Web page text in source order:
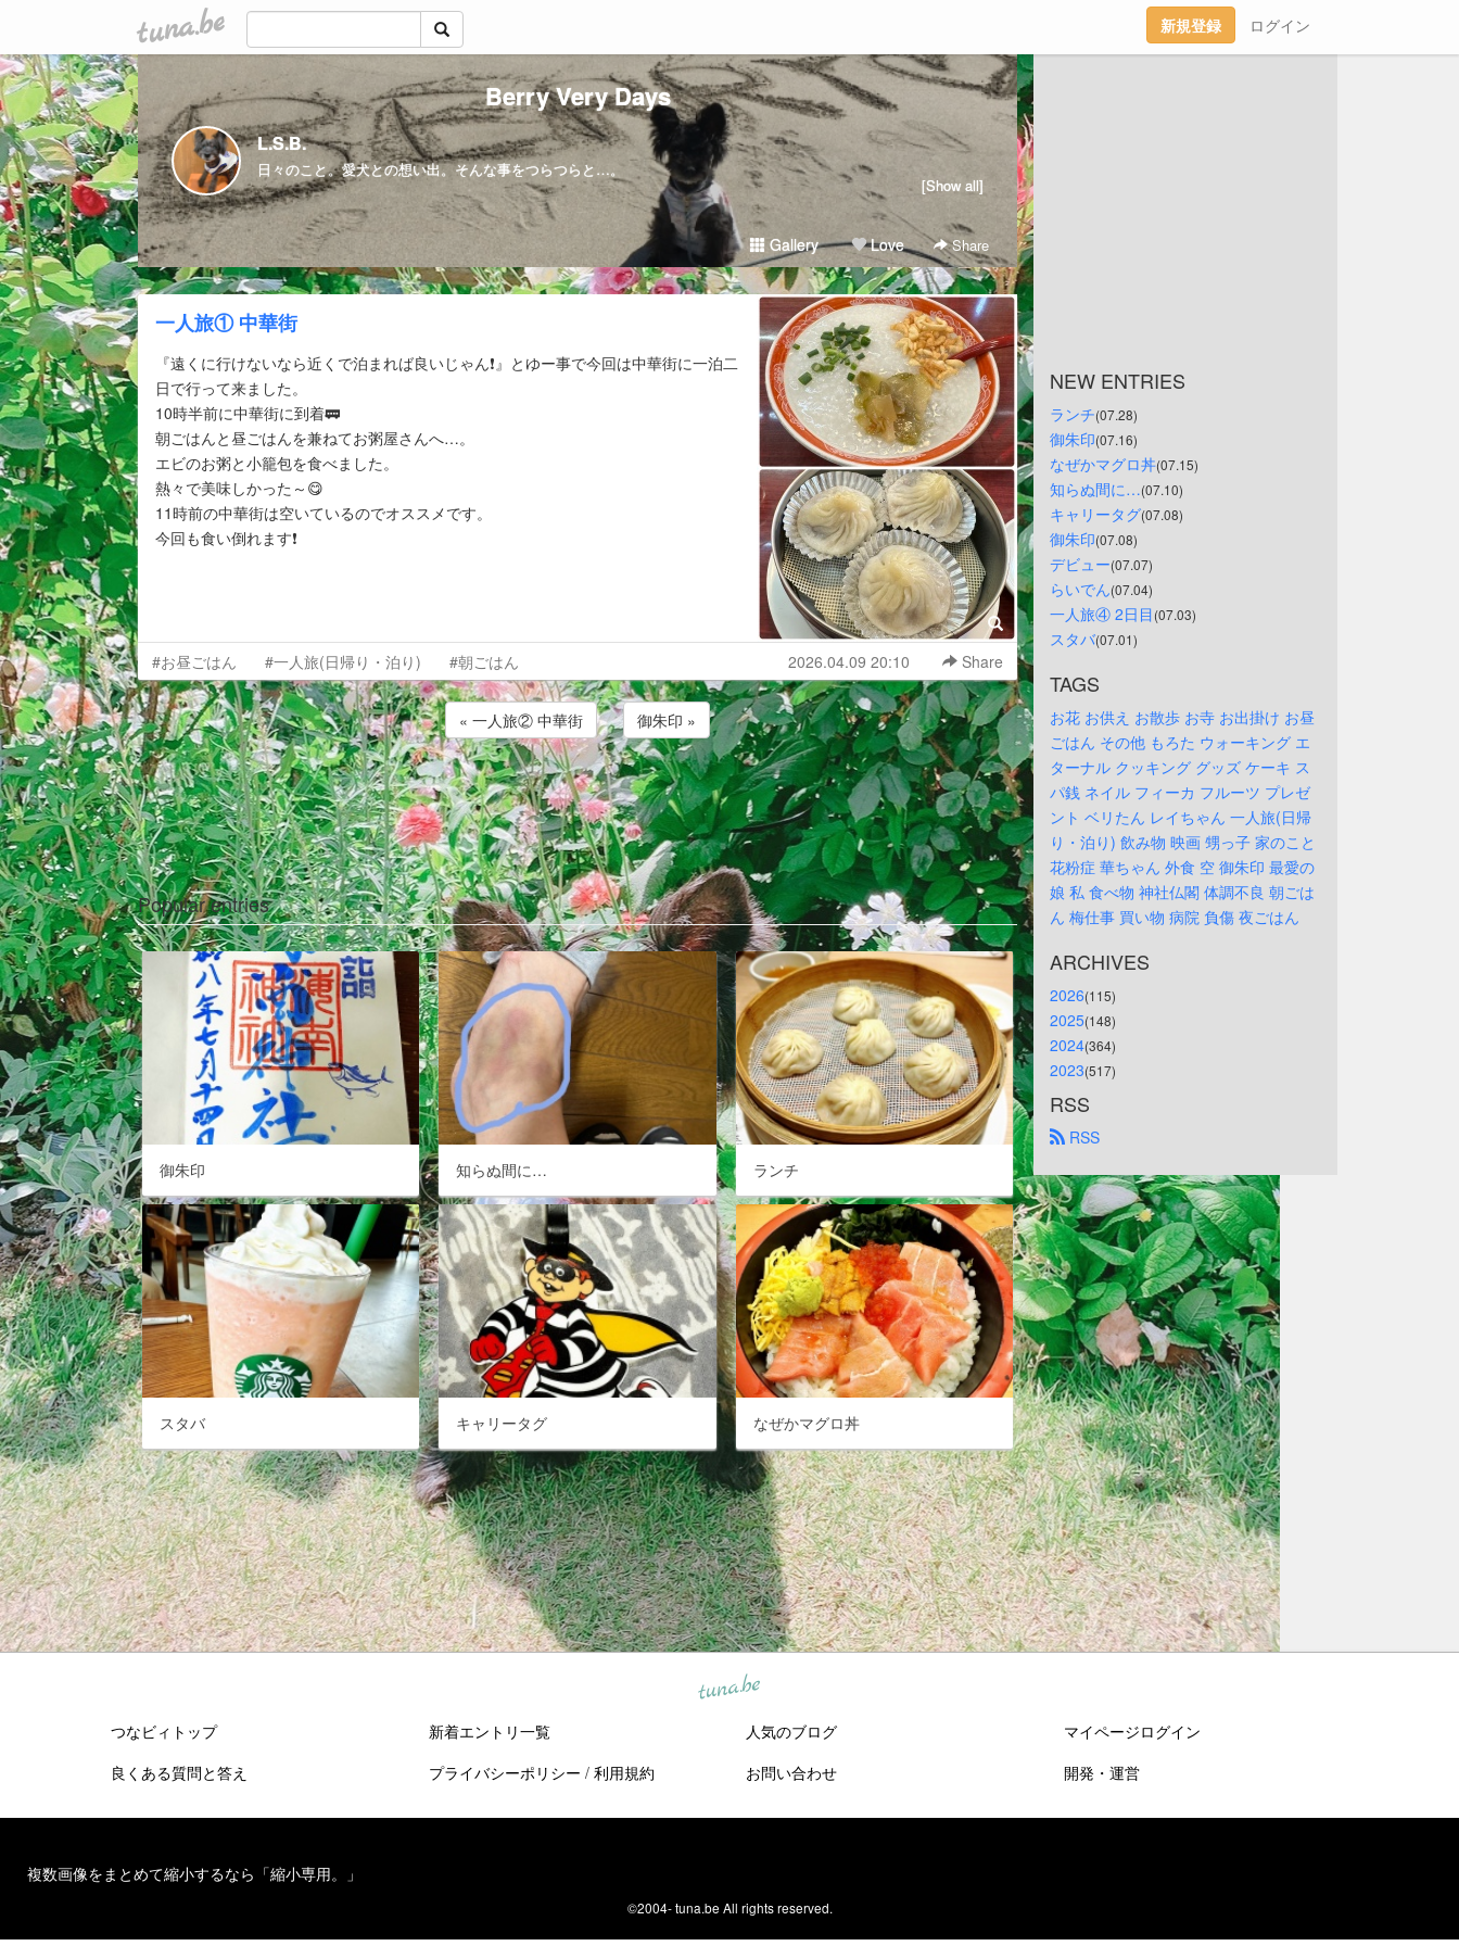
tuna.be 新規登録 ログイン
Berry Very Days
L.S.B.
日々のこと。愛犬との想い出。そんな事をつらつらと…。
[Show all]
Gallery Love Share
一人旅① 中華街
『遠くに行けないなら近くで泊まれば良いじゃん❗️』とゆー事で今回は中華街に一泊二
日で行って来ました。
10時半前に中華街に到着🚃
朝ごはんと昼ごはんを兼ねてお粥屋さんへ…。
エビのお粥と小籠包を食べました。
熱々で美味しかった～😋
11時前の中華街は空いているのでオススメです。
今回も食い倒れます❗️
#お昼ごはん #一人旅(日帰り・泊り) #朝ごはん 2026.04.09 20:10 Share
« 一人旅② 中華街 御朱印 »
Popular entries
御朱印 知らぬ間に… ランチ
スタバ キャリータグ なぜかマグロ丼
NEW ENTRIES
ランチ(07.28)
御朱印(07.16)
なぜかマグロ丼(07.15)
知らぬ間に…(07.10)
キャリータグ(07.08)
御朱印(07.08)
デビュー(07.07)
らいでん(07.04)
一人旅④ 2日目(07.03)
スタバ(07.01)
TAGS
お花 お供え お散歩 お寺 お出掛け お昼
ごはん その他 もろた ウォーキング エ
ターナル クッキング グッズ ケーキ ス
パ銭 ネイル フィーカ フルーツ プレゼ
ント ベリたん レイちゃん 一人旅(日帰
り・泊り) 飲み物 映画 甥っ子 家のこと
花粉症 華ちゃん 外食 空 御朱印 最愛の
娘 私 食べ物 神社仏閣 体調不良 朝ごは
ん 梅仕事 買い物 病院 負傷 夜ごはん
ARCHIVES
2026(115)
2025(148)
2024(364)
2023(517)
RSS
RSS
tuna.be
つなビィトップ 新着エントリ一覧 人気のブログ
マイページログイン
良くある質問と答え
プライバシーポリシー / 利用規約 お問い合わせ 開発・運営
複数画像をまとめて縮小するなら「縮小専用。」
©2004-tuna.be All rights reserved.